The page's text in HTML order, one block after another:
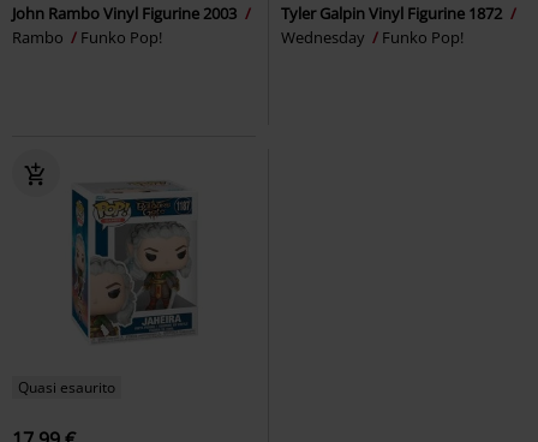
John Rambo Vinyl Figurine 2003
Rambo
Funko Pop!
Tyler Galpin Vinyl Figurine 1872
Wednesday
Funko Pop!
Quasi esaurito